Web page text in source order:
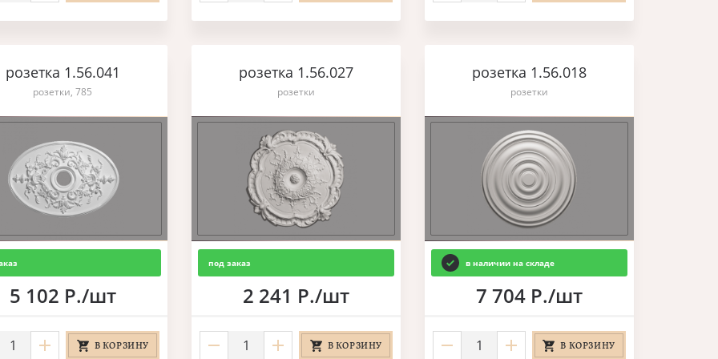
розетка 1.56.041
розетки, 785
5 102 Р./шт
В КОРЗИНУ
розетка 1.56.027
розетки
под заказ
2 241 Р./шт
В КОРЗИНУ
розетка 1.56.018
розетки
в наличии на складе
7 704 Р./шт
В КОРЗИНУ